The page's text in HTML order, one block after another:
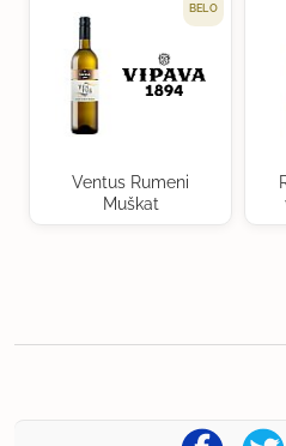
BELO
Ventus Rumeni
Muškat